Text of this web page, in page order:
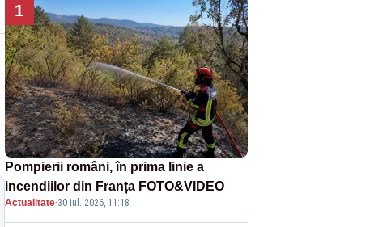
1
Pompierii români, în prima linie a
incendiilor din Franța FOTO&VIDEO
Actualitate·30 iul. 2026, 11:18